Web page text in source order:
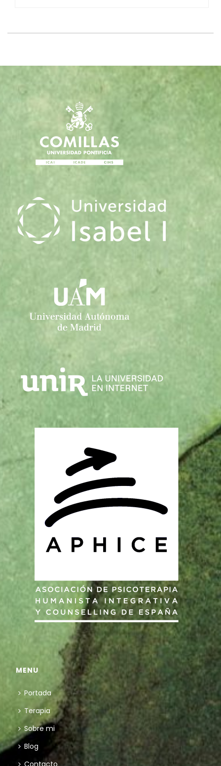
MENU
Portada
Terapia
Sobre mi
Blog
Contacto